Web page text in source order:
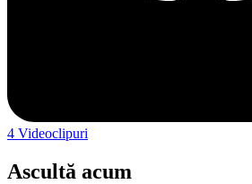
4 Videoclipuri
Ascultă acum